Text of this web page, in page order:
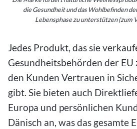
die Gesundheit und das Wohlbefinden
Lebensphase zu unterstützen (zum
Jedes Produkt, das sie
Gesundheitsbehörden der EU
den Kunden Vertrauen in
gibt. Sie bieten auch
Europa und persönlichen
Dänisch an, was das gesamte